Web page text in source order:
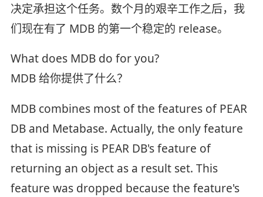
决定承担这个任务。数个月的艰辛工作之后，我
们现在有了 MDB 的第一个稳定的 release。
What does MDB do for you?
MDB 给你提供了什么？
MDB combines most of the features of PEAR
DB and Metabase. Actually, the only feature
that is missing is PEAR DB's feature of
returning an object as a result set. This
feature was dropped because the feature's